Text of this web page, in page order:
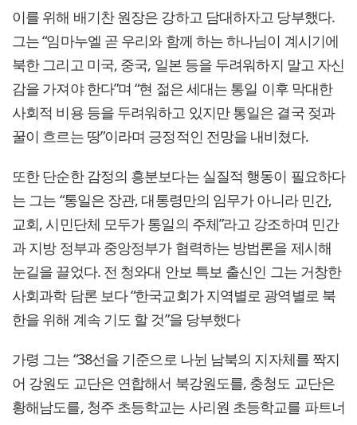
이를 위해 배기찬 원장은 강하고 담대하자고 당부했다.
그는 “임마누엘 곧 우리와 함께 하는 하나님이 계시기에
북한 그리고 미국, 중국, 일본 등을 두려워하지 말고 자신
감을 가져야 한다”며 “현 젊은 세대는 통일 이후 막대한
사회적 비용 등을 두려워하고 있지만 통일은 결국 젖과
꿀이 흐르는 땅”이라며 긍정적인 전망을 내비쳤다.
또한 단순한 감정의 흥분보다는 실질적 행동이 필요하다
는 그는 “통일은 장관, 대통령만의 임무가 아니라 민간,
교회, 시민단체 모두가 통일의 주체”라고 강조하며 민간
과 지방 정부과 중앙정부가 협력하는 방법론을 제시해
눈길을 끌었다. 전 청와대 안보 특보 출신인 그는 거창한
사회과학 담론 보다 “한국교회가 지역별로 광역별로 북
한을 위해 계속 기도 할 것”을 당부했다
가령 그는 “38선을 기준으로 나뉜 남북의 지자체를 짝지
어 강원도 교단은 연합해서 북강원도를, 충청도 교단은
황해남도를, 청주 초등학교는 사리원 초등학교를 파트너